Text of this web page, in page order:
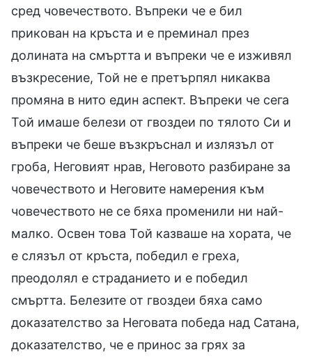
сред човечеството. Въпреки че е бил
прикован на кръста и е преминал през
долината на смъртта и въпреки че е изживял
възкресение, Той не е претърпял никаква
промяна в нито един аспект. Въпреки че сега
Той имаше белези от гвоздеи по тялото Си и
въпреки че беше възкръснал и излязъл от
гроба, Неговият нрав, Неговото разбиране за
човечеството и Неговите намерения към
човечеството не се бяха променили ни най-
малко. Освен това Той казваше на хората, че
е слязъл от кръста, победил е греха,
преодолял е страданието и е победил
смъртта. Белезите от гвоздеи бяха само
доказателство за Неговата победа над Сатана,
доказателство, че е принос за грях за